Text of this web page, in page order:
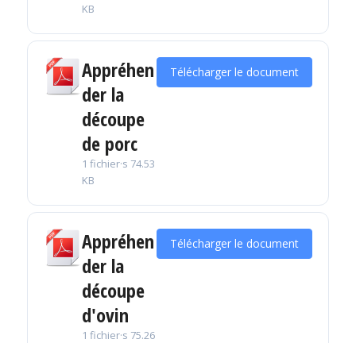
KB
Appréhen
der la
découpe
de porc
1 fichier·s 74.53
KB
Télécharger le document
Appréhen
der la
découpe
d'ovin
1 fichier·s 75.26
Télécharger le document